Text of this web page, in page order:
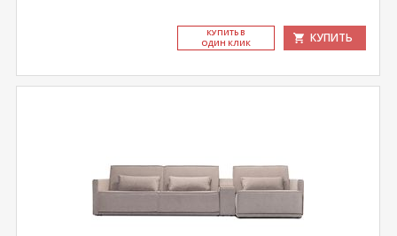
КУ­ПИТЬ В
ОДИН КЛИК
КУПИТЬ